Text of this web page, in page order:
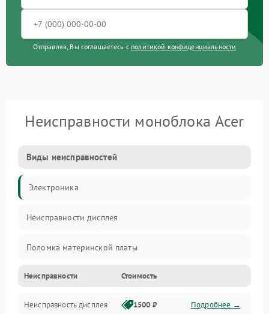
Отправляя, Вы соглашаетесь с политикой конфиденциальности
Неисправности моноблока Acer
Виды неисправностей
Электроника
Неисправности дисплея
Поломка материнской платы
Неисправность системы охлаждения
Неисправность BIOS
Неисправности Стоимость
Неисправность дисплея 1500 ₽ Подробнее →